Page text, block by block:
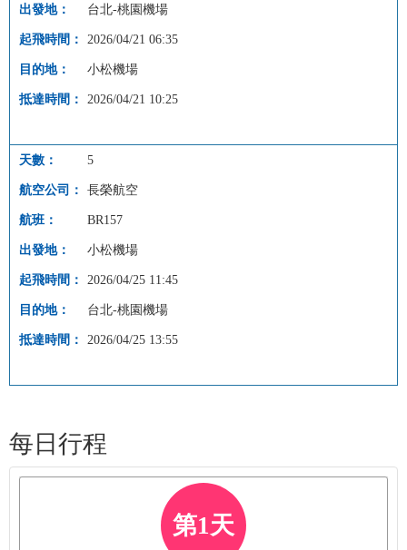
台北-桃園機場
2026/04/21 06:35
小松機場
2026/04/21 10:25
5
長榮航空
BR157
小松機場
2026/04/25 11:45
台北-桃園機場
2026/04/25 13:55
每日行程
第1天